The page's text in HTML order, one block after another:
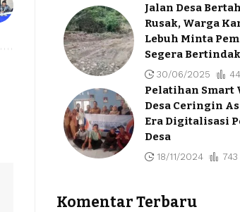
Jalan Desa
Rusak, Warga
Lebuh Minta
Segera Bertindak
30/06/2025
Pelatihan Smart
Desa Ceringin
Era Digitalisasi
Desa
18/11/2024
Komentar Terbaru